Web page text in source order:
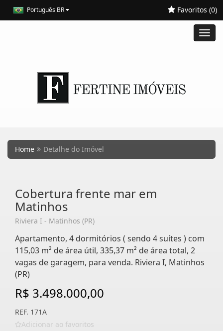
Português BR Favoritos (0)
Home Detalhe do Imóvel
Cobertura frente mar em
Matinhos
Riviera I - Matinhos (PR)
Apartamento, 4 dormitórios ( sendo 4 suítes ) com
115,03 m² de área útil, 335,37 m² de área total, 2
vagas de garagem, para venda. Riviera I, Matinhos
(PR)
R$ 3.498.000,00
REF. 171A
Adicionar ao favoritos